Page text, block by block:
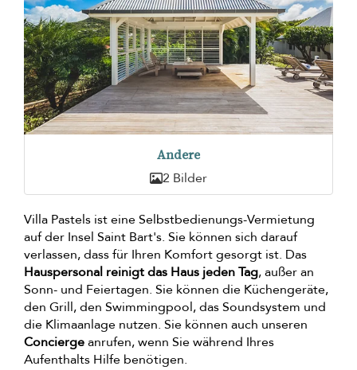
Andere
2 Bilder
Villa Pastels ist eine Selbstbedienungs-Vermietung
auf der Insel Saint Bart's. Sie können sich darauf
verlassen, dass für Ihren Komfort gesorgt ist. Das
Hauspersonal reinigt das Haus jeden Tag, außer an
Sonn- und Feiertagen. Sie können die Küchengeräte,
den Grill, den Swimmingpool, das Soundsystem und
die Klimaanlage nutzen. Sie können auch unseren
Conciergeanrufen, wenn Sie während Ihres
Aufenthalts Hilfe benötigen.